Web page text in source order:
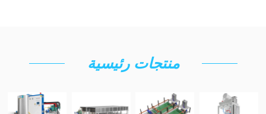
منتجات رئيسية